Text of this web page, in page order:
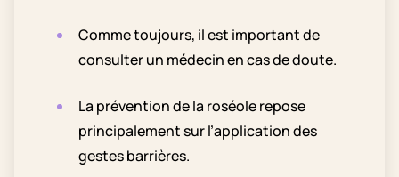
Comme toujours, il est important de
consulter un médecin en cas de doute.
La prévention de la roséole repose
principalement sur l’application des
gestes barrières.